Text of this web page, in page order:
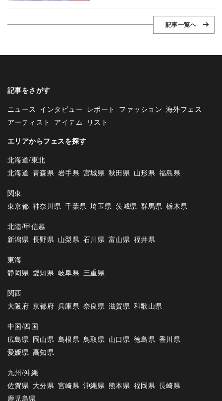
記事一覧へ
記事をさがす
ニュース インタビュー レポート ファッション 海外フェス
アーティスト アイテム
リスト
エリアからフェスを探す
北海道/東北
北海道 青森県 岩手県 宮城県 秋田県 山形県 福島県
関東
東京都 神奈川県 千葉県 埼玉県 茨城県 群馬県 栃木県
北陸/甲信越
新潟県 長野県 山梨県 石川県 富山県 福井県
東海
静岡県 愛知県 岐阜県 三重県
関西
大阪府 京都府 兵庫県 奈良県 滋賀県 和歌山県
中国/四国
広島県 岡山県 島根県 鳥取県 山口県 徳島県 香川県
愛媛県 高知県
九州/沖縄
佐賀県 大分県 宮崎県 沖縄県 熊本県 福岡県 長崎県
鹿児島県